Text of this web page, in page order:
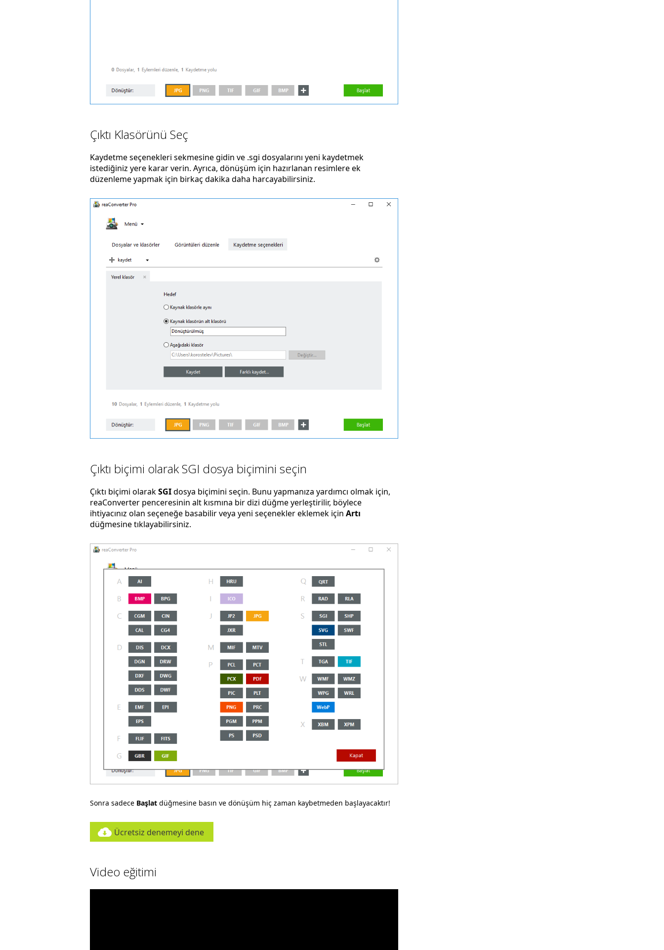
Çıktı Klasörünü Seç
Kaydetme seçenekleri sekmesine gidin ve .sgi dosyalarını yeni kaydetmek
istediğiniz yere karar verin. Ayrıca, dönüşüm için hazırlanan resimlere ek
düzenleme yapmak için birkaç dakika daha harcayabilirsiniz.
Çıktı biçimi olarak SGI dosya biçimini seçin
Çıktı biçimi olarakSGIdosya biçimini seçin. Bunu yapmanıza yardımcı olmak için,
reaConverter penceresinin alt kısmına bir dizi düğme yerleştirilir, böylece
ihtiyacınız olan seçeneğe basabilir veya yeni seçenekler eklemek için Artı
düğmesine tıklayabilirsiniz.
Sonra sadece Başlatdüğmesine basın ve dönüşüm hiç zaman kaybetmeden başlayacaktır!
Ücretsiz denemeyi dene
Video eğitimi